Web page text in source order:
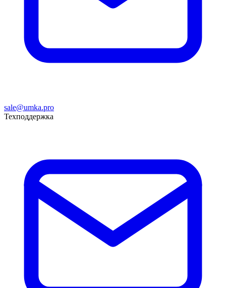
sale@umka.pro
Техподдержка